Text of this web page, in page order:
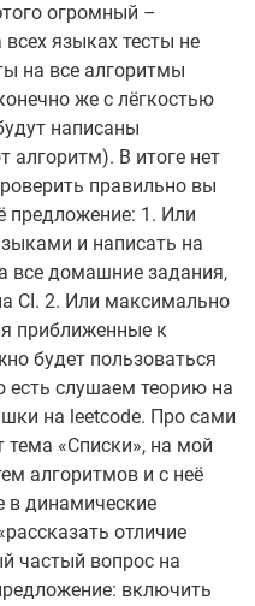
огромный –
всех языках тесты не
на все алгоритмы
же с лёгкостью
написаны
алгоритм). В итоге нет
правильно вы
предложение: 1. Или
и написать на
все домашние задания,
CI. 2. Или максимально
приближенные к
будет пользоваться
есть слушаем теорию на
на leetcode. Про сами
тема «Списки», на мой
алгоритмов и с неё
в динамические
отличие
частый вопрос на
включить